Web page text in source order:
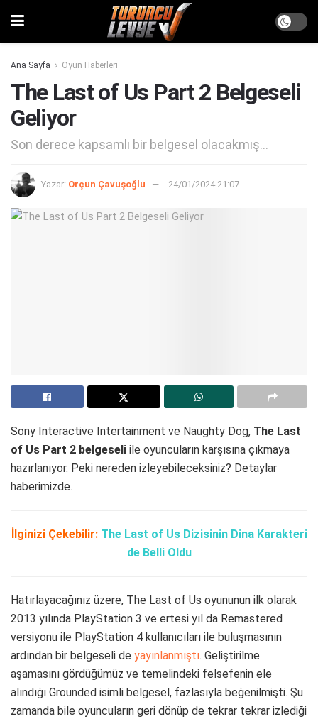
Ana Sayfa Oyun Haberleri
The Last of Us Part 2 Belgeseli
Geliyor
Son derece kapsamlı bir belgesel olacakmış...
Yazar: Orçun Çavuşoğlu 24/01/2024 21:07
Sony Interactive Intertainment ve Naughty Dog, The Last
of Us Part 2 belgeseli ile oyuncuların karşısına çıkmaya
hazırlanıyor. Peki nereden izleyebileceksiniz? Detaylar
haberimizde.
İlginizi Çekebilir: The Last of Us Dizisinin Dina Karakteri
de Belli Oldu
Hatırlayacağınız üzere, The Last of Us oyununun ilk olarak
2013 yılında PlayStation 3 ve ertesi yıl da Remastered
versiyonu ile PlayStation 4 kullanıcıları ile buluşmasının
ardından bir belgeseli de yayınlanmıştı. Geliştirilme
aşamasını gördüğümüz ve temelindeki felsefenin ele
alındığı Grounded isimli belgesel, fazlasıyla beğenilmişti. Şu
zamanda bile oyuncuların geri dönüp de tekrar tekrar izlediği